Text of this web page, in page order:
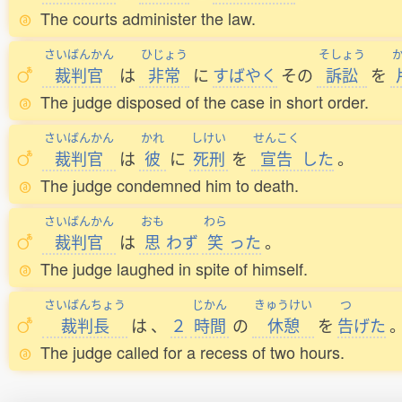
The courts administer the law.
さいばんかん
裁判官 は
ひじょう
非常 に すばやく その
そしょう
訴訟 を
The judge disposed of the case in short order.
さいばんかん
裁判官 は
かれ
彼 に
しけい
死刑 を
せんこく
宣告 した。
The judge condemned him to death.
さいばんかん
裁判官 は
おも
思 わず
わら
笑 った。
The judge laughed in spite of himself.
さいばんちょう
裁判長 は 、 ２
じかん
時間 の
きゅうけい
休憩 を
つ
告げた。
The judge called for a recess of two hours.